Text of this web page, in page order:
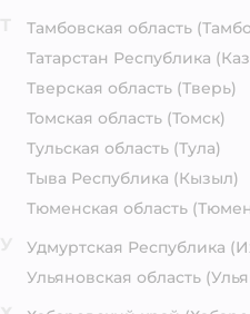
Тамбовская область
Татарстан Республика
Тверская область (Тверь)
Томская область (Томск)
Тульская область (Тула)
Тыва Республика (Кызыл)
Тюменская область
Удмуртская Республика
Ульяновская область